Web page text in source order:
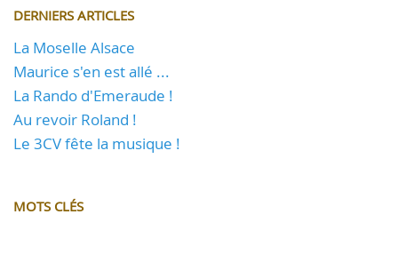
DERNIERS ARTICLES
La Moselle Alsace
Maurice s'en est allé ...
La Rando d'Emeraude !
Au revoir Roland !
Le 3CV fête la musique !
MOTS CLÉS